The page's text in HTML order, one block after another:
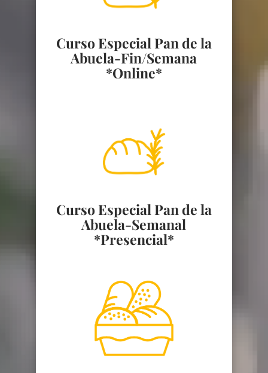
Curso Especial Pan de la
Abuela-Fin/Semana
*Online*
Curso Especial Pan de la
Abuela-Semanal
*Presencial*